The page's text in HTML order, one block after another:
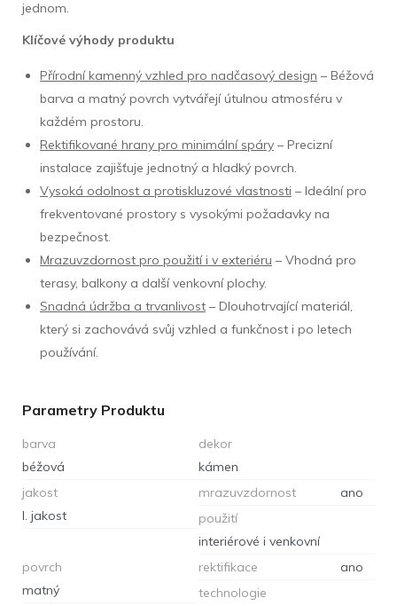
jednom.
Klíčové výhody produktu
Přírodní kamenný vzhled pro nadčasový design – Béžová
barva a matný povrch vytvářejí útulnou atmosféru v
každém prostoru.
Rektifikované hrany pro minimální spáry – Precizní
instalace zajišťuje jednotný a hladký povrch.
Vysoká odolnost a protiskluzové vlastnosti – Ideální pro
frekventované prostory s vysokými požadavky na
bezpečnost.
Mrazuvzdornost pro použití i v exteriéru – Vhodná pro
terasy, balkony a další venkovní plochy.
Snadná údržba a trvanlivost – Dlouhotrvající materiál,
který si zachovává svůj vzhled a funkčnost i po letech
používání.
Parametry Produktu
barva
béžová
dekor
kámen
jakost
I. jakost
mrazuvzdornost
ano
použití
interiérové i venkovní
povrch
matný
rektifikace
ano
technologie